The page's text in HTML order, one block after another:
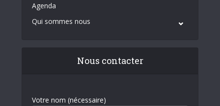
Agenda
Qui sommes nous
Nous contacter
Votre nom (nécessaire)